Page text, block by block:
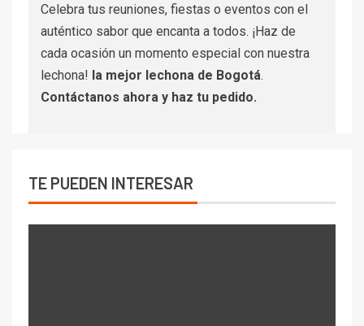
Celebra tus reuniones, fiestas o eventos con el
auténtico sabor que encanta a todos. ¡Haz de
cada ocasión un momento especial con nuestra
lechona! la mejor lechona de Bogotá.
Contáctanos ahora y haz tu pedido.
TE PUEDEN INTERESAR